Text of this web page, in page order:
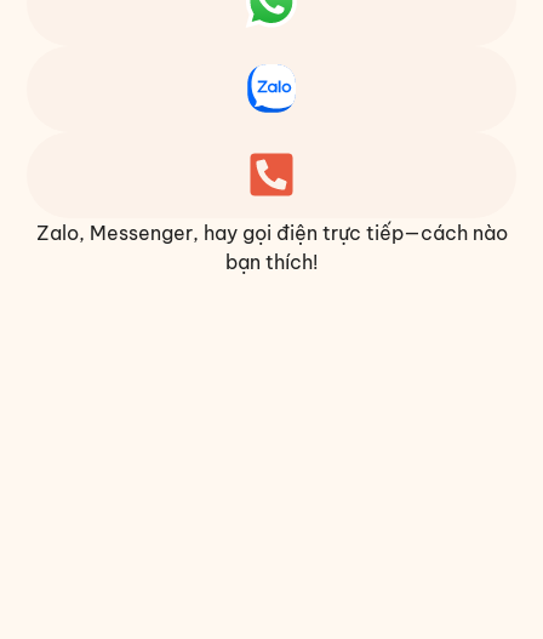
Zalo, Messenger, hay gọi điện trực tiếp—cách nào
bạn thích!